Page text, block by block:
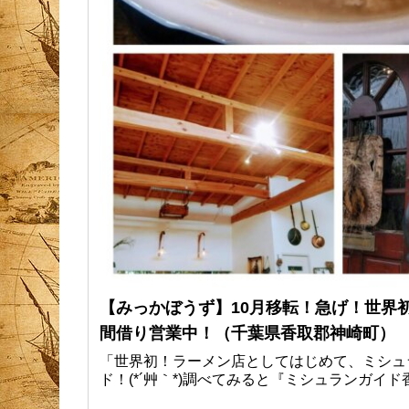
【みっかぼうず】10月移転！急げ！世
間借り営業中！（千葉県香取郡神崎町）
「世界初！ラーメン店としてはじめて、ミシ
ド！(*´艸｀*)調べてみると『ミシュランガイ